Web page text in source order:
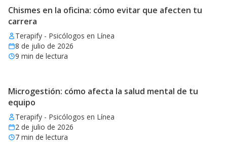
Chismes en la oficina: cómo evitar que afecten tu
carrera
Terapify - Psicólogos en Línea
8 de julio de 2026
9 min de lectura
Microgestión: cómo afecta la salud mental de tu
equipo
Terapify - Psicólogos en Línea
2 de julio de 2026
7 min de lectura